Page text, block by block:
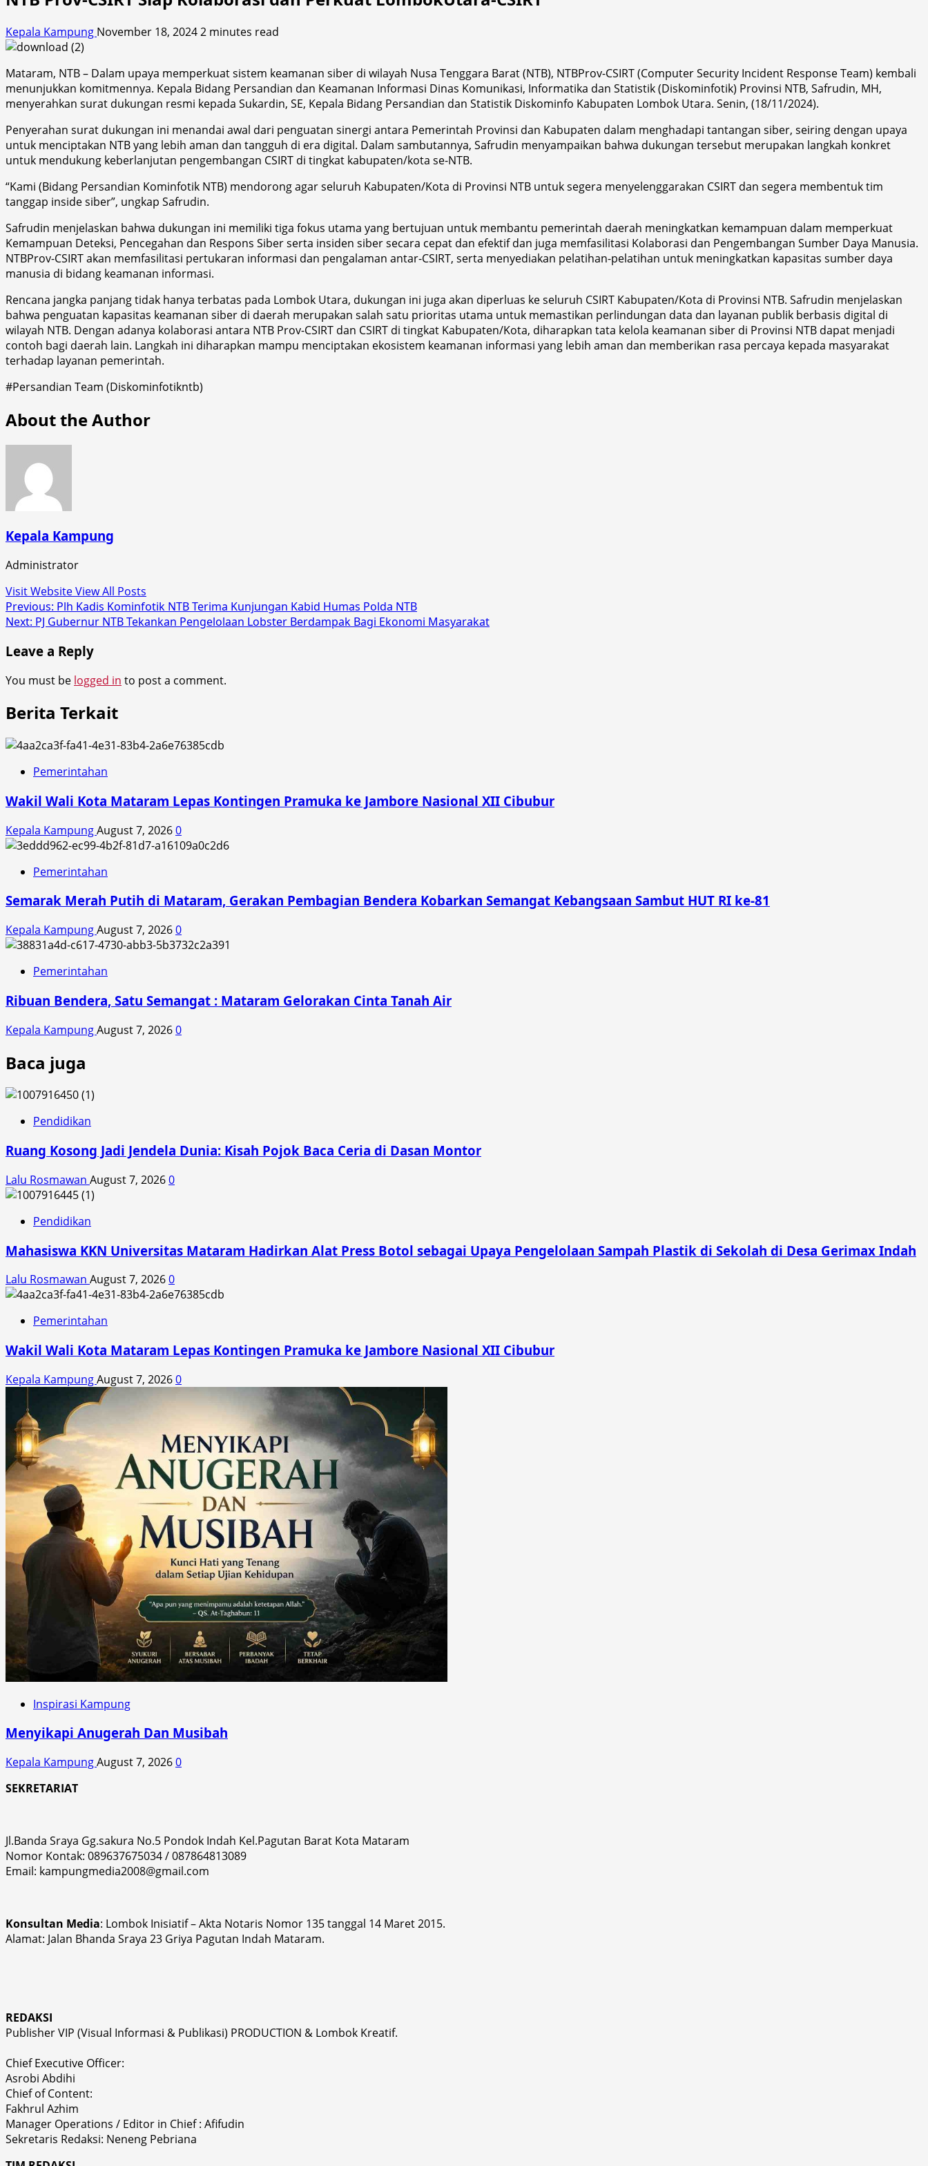
Kepala Kampung November 18, 20242 minutes read
Mataram, NTB – Dalam upaya memperkuat sistem keamanan siber di wilayah Nusa Tenggara Barat (NTB), NTBProv-CSIRT (Computer Security Incident Response Team) kembali
menunjukkan komitmennya. Kepala Bidang Persandian dan Keamanan Informasi Dinas Komunikasi, Informatika dan Statistik (Diskominfotik) Provinsi NTB, Safrudin, MH,
menyerahkan surat dukungan resmi kepada Sukardin, SE, Kepala Bidang Persandian dan Statistik Diskominfo Kabupaten Lombok Utara. Senin, (18/11/2024).
Penyerahan surat dukungan ini menandai awal dari penguatan sinergi antara Pemerintah Provinsi dan Kabupaten dalam menghadapi tantangan siber, seiring dengan upaya
untuk menciptakan NTB yang lebih aman dan tangguh di era digital. Dalam sambutannya, Safrudin menyampaikan bahwa dukungan tersebut merupakan langkah konkret
untuk mendukung keberlanjutan pengembangan CSIRT di tingkat kabupaten/kota se-NTB.
“Kami (Bidang Persandian Kominfotik NTB) mendorong agar seluruh Kabupaten/Kota di Provinsi NTB untuk segera menyelenggarakan CSIRT dan segera membentuk tim
tanggap inside siber”, ungkap Safrudin.
Safrudin menjelaskan bahwa dukungan ini memiliki tiga fokus utama yang bertujuan untuk membantu pemerintah daerah meningkatkan kemampuan dalam memperkuat
Kemampuan Deteksi, Pencegahan dan Respons Siber serta insiden siber secara cepat dan efektif dan juga memfasilitasi Kolaborasi dan Pengembangan Sumber Daya Manusia.
NTBProv-CSIRT akan memfasilitasi pertukaran informasi dan pengalaman antar-CSIRT, serta menyediakan pelatihan-pelatihan untuk meningkatkan kapasitas sumber daya
manusia di bidang keamanan informasi.
Rencana jangka panjang tidak hanya terbatas pada Lombok Utara, dukungan ini juga akan diperluas ke seluruh CSIRT Kabupaten/Kota di Provinsi NTB. Safrudin menjelaskan
bahwa penguatan kapasitas keamanan siber di daerah merupakan salah satu prioritas utama untuk memastikan perlindungan data dan layanan publik berbasis digital di
wilayah NTB. Dengan adanya kolaborasi antara NTB Prov-CSIRT dan CSIRT di tingkat Kabupaten/Kota, diharapkan tata kelola keamanan siber di Provinsi NTB dapat menjadi
contoh bagi daerah lain. Langkah ini diharapkan mampu menciptakan ekosistem keamanan informasi yang lebih aman dan memberikan rasa percaya kepada masyarakat
terhadap layanan pemerintah.
#Persandian Team (Diskominfotikntb)
About the Author
Kepala Kampung
Administrator
Visit WebsiteView All Posts
Post
navigation
Previous: Plh Kadis Kominfotik NTB Terima Kunjungan Kabid Humas Polda NTB
Next: PJ Gubernur NTB Tekankan Pengelolaan Lobster Berdampak Bagi Ekonomi Masyarakat
Leave a Reply
You must be logged in to post a comment.
Berita Terkait
Pemerintahan
Wakil Wali Kota Mataram Lepas Kontingen Pramuka ke Jambore Nasional XII Cibubur
Kepala KampungAugust 7, 20260
Pemerintahan
Semarak Merah Putih di Mataram, Gerakan Pembagian Bendera Kobarkan Semangat Kebangsaan Sambut HUT RI ke-81
Kepala KampungAugust 7, 20260
Pemerintahan
Ribuan Bendera, Satu Semangat : Mataram Gelorakan Cinta Tanah Air
Kepala KampungAugust 7, 20260
Baca juga
Pendidikan
Ruang Kosong Jadi Jendela Dunia: Kisah Pojok Baca Ceria di Dasan Montor
Lalu Rosmawan August 7, 20260
Pendidikan
Mahasiswa KKN Universitas Mataram Hadirkan Alat Press Botol sebagai Upaya Pengelolaan Sampah Plastik di Sekolah di Desa Gerimax Indah
Lalu Rosmawan August 7, 20260
Pemerintahan
Wakil Wali Kota Mataram Lepas Kontingen Pramuka ke Jambore Nasional XII Cibubur
Kepala KampungAugust 7, 20260
Inspirasi Kampung
Menyikapi Anugerah Dan Musibah
Kepala KampungAugust 7, 20260
SEKRETARIAT
Jl.Banda Sraya Gg.sakura No.5 Pondok Indah Kel.Pagutan Barat Kota Mataram
Nomor Kontak: 089637675034 / 087864813089
Email: kampungmedia2008@gmail.com
Konsultan Media: Lombok Inisiatif – Akta Notaris Nomor 135 tanggal 14 Maret 2015.
Alamat: Jalan Bhanda Sraya 23 Griya Pagutan Indah Mataram.
REDAKSI
Publisher VIP (Visual Informasi & Publikasi) PRODUCTION & Lombok Kreatif.
Chief Executive Officer:
Asrobi Abdihi
Chief of Content:
Fakhrul Azhim
Manager Operations / Editor in Chief : Afifudin
Sekretaris Redaksi: Neneng Pebriana